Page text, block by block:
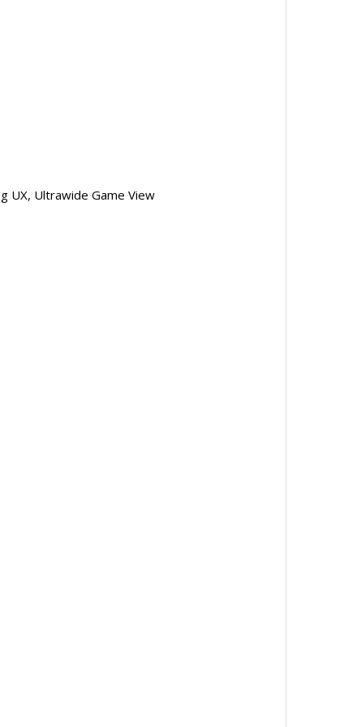
UX, Ultrawide Game View